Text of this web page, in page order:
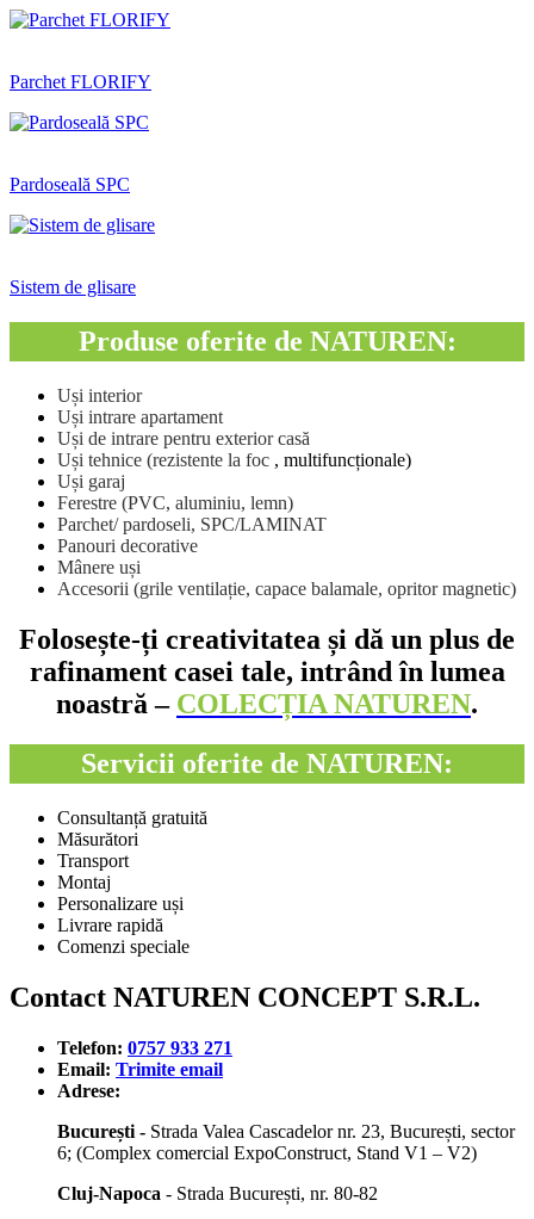
Parchet FLORIFY
Pardoseală SPC
Sistem de glisare
Produse oferite de NATUREN:
Uși interior
Uși intrare apartament
Uși de intrare pentru exterior casă
Uși tehnice (rezistente la foc , multifuncționale)
Uși garaj
Ferestre (PVC, aluminiu, lemn)
Parchet/ pardoseli, SPC/LAMINAT
Panouri decorative
Mânere uși
Accesorii (grile ventilație, capace balamale, opritor magnetic)
Folosește-ți creativitatea și dă un plus de
rafinament casei tale, intrând în lumea
noastră – COLECȚIA NATUREN.
Servicii oferite de NATUREN:
Consultanță gratuită
Măsurători
Transport
Montaj
Personalizare uși
Livrare rapidă
Comenzi speciale
Contact NATUREN CONCEPT S.R.L.
Telefon: 0757 933 271
Email: Trimite email
Adrese:
București - Strada Valea Cascadelor nr. 23, București, sector
6; (Complex comercial ExpoConstruct, Stand V1 – V2)
Cluj-Napoca - Strada București, nr. 80-82